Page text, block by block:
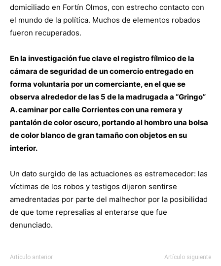
domiciliado en Fortín Olmos, con estrecho contacto con
el mundo de la política. Muchos de elementos robados
fueron recuperados.
En la investigación fue clave el registro fílmico de la
cámara de seguridad de un comercio entregado en
forma voluntaria por un comerciante, en el que se
observa alrededor de las 5 de la madrugada a “Gringo”
A. caminar por calle Corrientes con una remera y
pantalón de color oscuro, portando al hombro una bolsa
de color blanco de gran tamaño con objetos en su
interior.
Un dato surgido de las actuaciones es estremecedor: las
víctimas de los robos y testigos dijeron sentirse
amedrentadas por parte del malhechor por la posibilidad
de que tome represalias al enterarse que fue
denunciado.
Artículo anterior Artículo siguiente